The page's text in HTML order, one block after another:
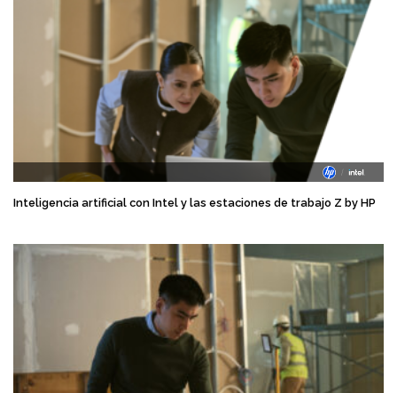
Inteligencia artificial con Intel y las estaciones de trabajo Z by HP